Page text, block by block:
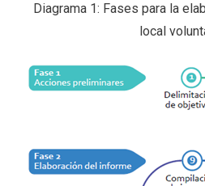
Diagrama 1: Fases para la
local